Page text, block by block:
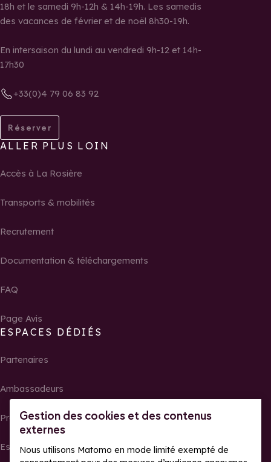
Gestion des cookies et des contenus
externes
Nous utilisons Matomo en mode limité exempté de
18h et le samedi 9h-12h & 14h-19h. Les samedis
des vacances de février et de noël 8h30-19h.
En intersaison du lundi au vendredi 9h-12 et 14h-
17h30
+33(0)4 79 06 83 92
Réserver
ALLER PLUS LOIN
Accès à La Rosière
Transports & mobilités
Recrutement
Documentation & téléchargements
FAQ
Page Avis
ESPACES DÉDIÉS
Partenaires
Ambassadeurs
Propriétaires
Espace presse